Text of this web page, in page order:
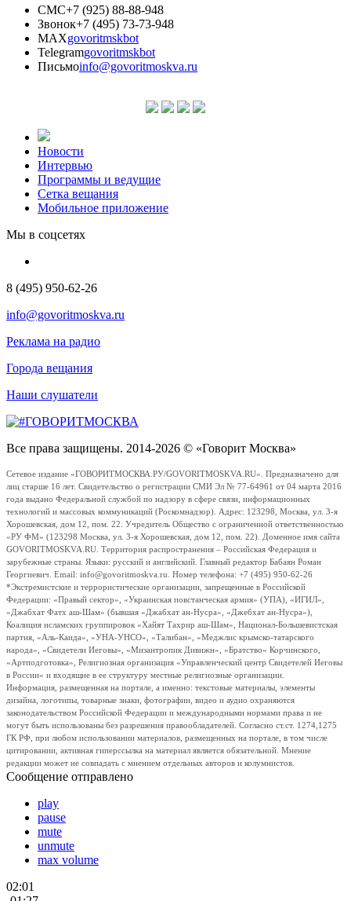
СМС+7 (925) 88-88-948
Звонок+7 (495) 73-73-948
MAXgovoritmskbot
Telegramgovoritmskbot
Письмоinfo@govoritmoskva.ru
Новости
Интервью
Программы и ведущие
Сетка вещания
Мобильное приложение
Мы в соцсетях
8 (495) 950-62-26
info@govoritmoskva.ru
Реклама на радио
Города вещания
Наши слушатели
Все права защищены. 2014-2026 © «Говорит Москва»
Сетевое издание «ГОВОРИТМОСКВА.РУ/GOVORITMOSKVA.RU». Предназначено для
лиц старше 16 лет. Свидетельство о регистрации СМИ Эл № 77-64961 от 04 марта 2016
года выдано Федеральной службой по надзору в сфере связи, информационных
технологий и массовых коммуникаций (Роскомнадзор). Адрес: 123298, Москва, ул. 3-я
Хорошевская, дом 12, пом. 22. Учредитель Общество с ограниченной ответственностью
«РУ ФМ» (123298 Москва, ул. 3-я Хорошевская, дом 12, пом. 22). Доменное имя сайта
GOVORITMOSKVA.RU. Территория распространения – Российская Федерация и
зарубежные страны. Языки: русский и английский. Главный редактор Бабаян Роман
Георгиевич. Email: info@govoritmoskva.ru. Номер телефона: +7 (495) 950-62-26
*Экстремистские и террористические организации, запрещенные в Российской
Федерации: «Правый сектор», «Украинская повстанческая армия» (УПА), «ИГИЛ»,
«Джабхат Фатх аш-Шам» (бывшая «Джабхат ан-Нусра», «Джебхат ан-Нусра»),
Коалиция исламских группировок «Хайят Тахрир аш-Шам», Национал-Большевистская
партия, «Аль-Каида», «УНА-УНСО», «Талибан», «Меджлис крымско-татарского
народа», «Свидетели Иеговы», «Мизантропик Дивижн», «Братство» Корчинского,
«Артподготовка», Религиозная организация «Управленческий центр Свидетелей Иеговы
в России» и входящие в ее структуру местные религиозные организации.
Информация, размещенная на портале, а именно: текстовые материалы, элементы
дизайна, логотипы, товарные знаки, фотографии, видео и аудио охраняются
законодательством Российской Федерации и международными нормами права и не
могут быть использованы без разрешения правообладателей. Согласно ст.ст. 1274,1275
ГК РФ, при любом использовании материалов, размещенных на портале, в том числе
цитировании, активная гиперссылка на материал является обязательной. Мнение
редакции может не совпадать с мнением отдельных авторов и колумнистов.
Сообщение отправлено
play
pause
mute
unmute
max volume
02:01